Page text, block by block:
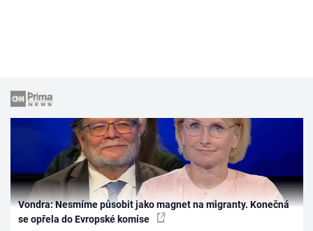
Vondra: Nesmíme působit jako magnet na migranty. Konečná
se opřela do Evropské komise